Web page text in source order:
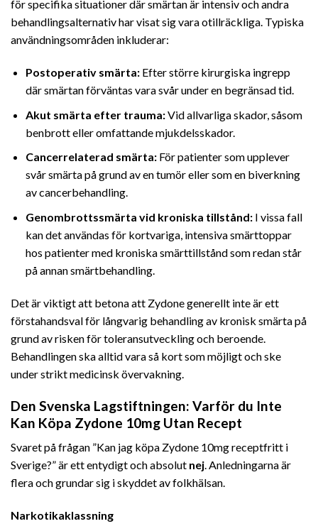
för specifika situationer där smärtan är intensiv och andra
behandlingsalternativ har visat sig vara otillräckliga. Typiska
användningsområden inkluderar:
Postoperativ smärta:Efter större kirurgiska ingrepp
där smärtan förväntas vara svår under en begränsad tid.
Akut smärta efter trauma:Vid allvarliga skador, såsom
benbrott eller omfattande mjukdelsskador.
Cancerrelaterad smärta:För patienter som upplever
svår smärta på grund av en tumör eller som en biverkning
av cancerbehandling.
Genombrottssmärta vid kroniska tillstånd:I vissa fall
kan det användas för kortvariga, intensiva smärttoppar
hos patienter med kroniska smärttillstånd som redan står
på annan smärtbehandling.
Det är viktigt att betona att Zydone generellt inte är ett
förstahandsval för långvarig behandling av kronisk smärta på
grund av risken för toleransutveckling och beroende.
Behandlingen ska alltid vara så kort som möjligt och ske
under strikt medicinsk övervakning.
Den Svenska Lagstiftningen: Varför du Inte
Kan Köpa Zydone 10mg Utan Recept
Svaret på frågan ”Kan jag köpa Zydone 10mg receptfritt i
Sverige?” är ett entydigt och absolut nej. Anledningarna är
flera och grundar sig i skyddet av folkhälsan.
Narkotikaklassning